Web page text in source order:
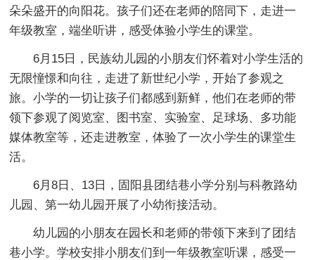
朵朵盛开的向阳花。孩子们还在老师的陪同下，走进一
年级教室，端坐听讲，感受体验小学生的课堂。
6月15日，民族幼儿园的小朋友们怀着对小学生活的
无限憧憬和向往，走进了新世纪小学，开始了参观之
旅。小学的一切让孩子们都感到新鲜，他们在老师的带
领下参观了阅览室、图书室、实验室、足球场、多功能
媒体教室等，还走进教室，体验了一次小学生的课堂生
活。
6月8日、13日，固阳县团结巷小学分别与科教路幼
儿园、第一幼儿园开展了小幼衔接活动。
幼儿园的小朋友在园长和老师的带领下来到了团结
巷小学。学校安排小朋友们到一年级教室听课，感受一